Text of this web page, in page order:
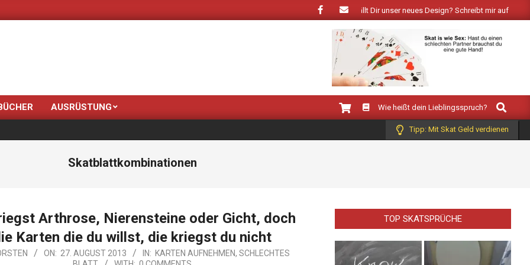
Neue Farben bringt der Frühling: Wie gefällt Dir unser neues Design? Schreibt mir auf Facebook!
AUSRÜSTUNG Wie heißt dein Lieblingsspruch?
Search
Tipp: Mit Skat Geld verdienen
Skatblattkombinationen
Arthrose, Nierensteine oder Gicht, doch
Karten die du willst, die kriegst du nicht
ON: 27. AUGUST 2013 IN: KARTEN AUFNEHMEN, SCHLECHTES
TOP SKATSPRÜCHE